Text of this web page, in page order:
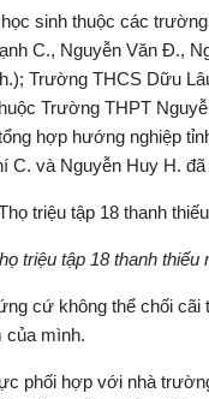
sinh thuộc các
C., Nguyễn Văn Đ.,
Trường THCS Dữu
Trường THPT
hợp hướng nghiệp
C. và Nguyễn Huy H. đã
triệu tập 18 thanh
cứ không thể chối cãi
của mình.
phối hợp với nhà